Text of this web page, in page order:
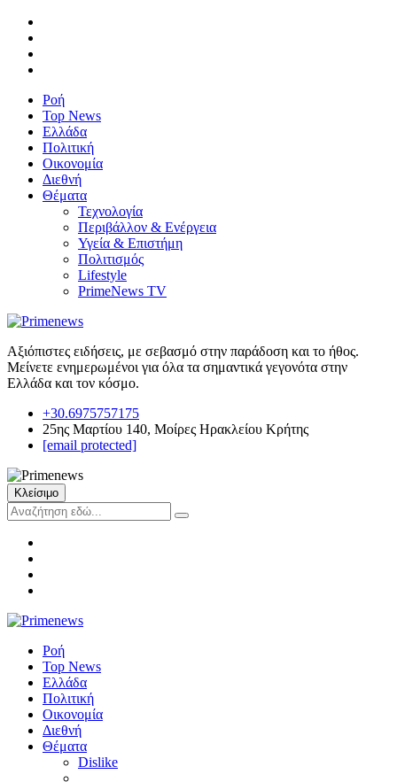
Ροή
Top News
Ελλάδα
Πολιτική
Οικονομία
Διεθνή
Θέματα
Τεχνολογία
Περιβάλλον & Ενέργεια
Υγεία & Επιστήμη
Πολιτισμός
Lifestyle
PrimeNews TV
Αξιόπιστες ειδήσεις, με σεβασμό στην παράδοση και το ήθος.
Μείνετε ενημερωμένοι για όλα τα σημαντικά γεγονότα στην
Ελλάδα και τον κόσμο.
+30.6975757175
25ης Μαρτίου 140, Μοίρες Ηρακλείου Κρήτης
[email protected]
Κλείσιμο
Ροή
Top News
Ελλάδα
Πολιτική
Οικονομία
Διεθνή
Θέματα
Dislike